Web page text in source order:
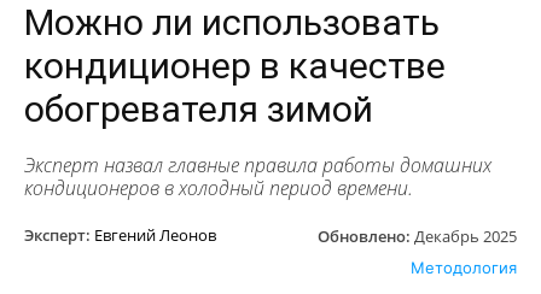
Можно ли использовать
кондиционер в качестве
обогревателя зимой
Эксперт назвал главные правила работы домашних
кондиционеров в холодный период времени.
Эксперт: Евгений Леонов Обновлено: Декабрь 2025
Методология